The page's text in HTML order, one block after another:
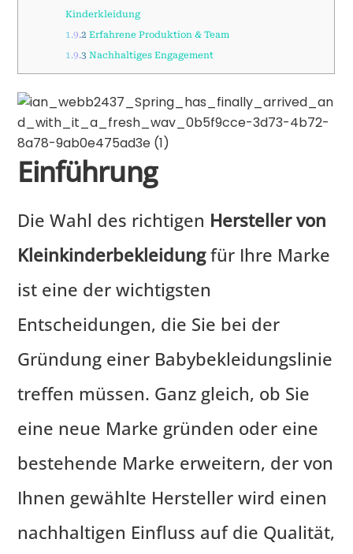
Kinderkleidung
1.9.2 Erfahrene Produktion & Team
1.9.3 Nachhaltiges Engagement
Einführung
Die Wahl des richtigen Hersteller von
Kleinkinderbekleidungfür Ihre Marke
ist eine der wichtigsten
Entscheidungen, die Sie bei der
Gründung einer Babybekleidungslinie
treffen müssen. Ganz gleich, ob Sie
eine neue Marke gründen oder eine
bestehende Marke erweitern, der von
Ihnen gewählte Hersteller wird einen
nachhaltigen Einfluss auf die Qualität,